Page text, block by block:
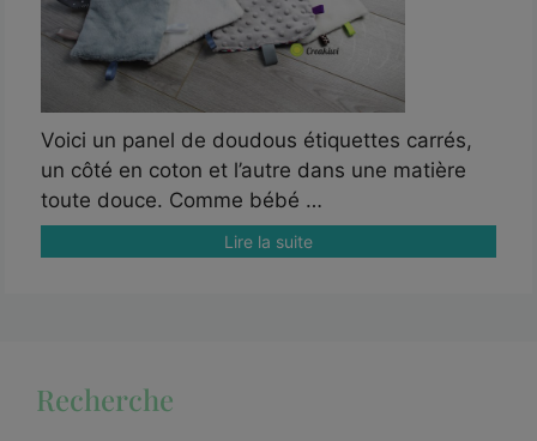
Voici un panel de doudous étiquettes carrés,
un côté en coton et l’autre dans une matière
toute douce. Comme bébé …
Lire la suite
Recherche